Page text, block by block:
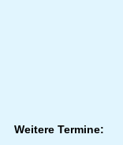
Weitere Termine: